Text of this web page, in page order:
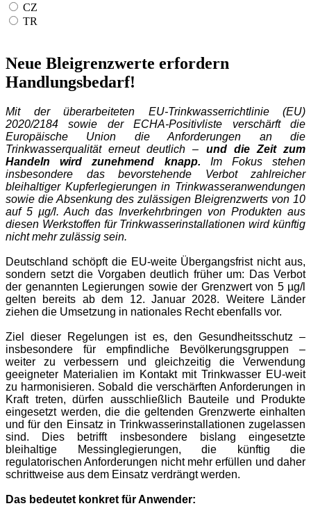
CZ
TR
Neue Bleigrenzwerte erfordern
Handlungsbedarf!
Mit der überarbeiteten EU‑Trinkwasserrichtlinie (EU)
2020/2184 sowie der ECHA‑Positivliste verschärft die
Europäische Union die Anforderungen an die
Trinkwasserqualität erneut deutlich – und die Zeit zum
Handeln wird zunehmend knapp. Im Fokus stehen
insbesondere das bevorstehende Verbot zahlreicher
bleihaltiger Kupferlegierungen in Trinkwasseranwendungen
sowie die Absenkung des zulässigen Bleigrenzwerts von 10
auf 5 µg/l. Auch das Inverkehrbringen von Produkten aus
diesen Werkstoffen für Trinkwasserinstallationen wird künftig
nicht mehr zulässig sein.
Deutschland schöpft die EU‑weite Übergangsfrist nicht aus,
sondern setzt die Vorgaben deutlich früher um: Das Verbot
der genannten Legierungen sowie der Grenzwert von 5 µg/l
gelten bereits ab dem 12. Januar 2028. Weitere Länder
ziehen die Umsetzung in nationales Recht ebenfalls vor.
Ziel dieser Regelungen ist es, den Gesundheitsschutz –
insbesondere für empfindliche Bevölkerungsgruppen –
weiter zu verbessern und gleichzeitig die Verwendung
geeigneter Materialien im Kontakt mit Trinkwasser EU‑weit
zu harmonisieren. Sobald die verschärften Anforderungen in
Kraft treten, dürfen ausschließlich Bauteile und Produkte
eingesetzt werden, die die geltenden Grenzwerte einhalten
und für den Einsatz in Trinkwasserinstallationen zugelassen
sind. Dies betrifft insbesondere bislang eingesetzte
bleihaltige Messinglegierungen, die künftig die
regulatorischen Anforderungen nicht mehr erfüllen und daher
schrittweise aus dem Einsatz verdrängt werden.
Das bedeutet konkret für Anwender: